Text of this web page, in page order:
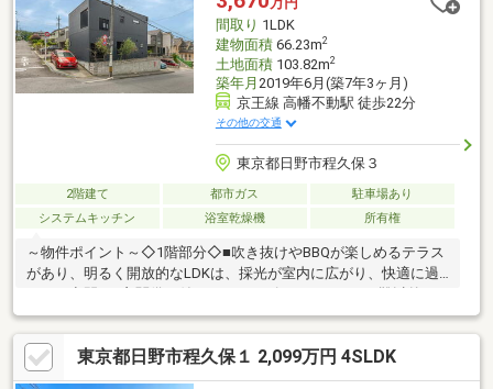
おります☆
間取り 1LDK
建物面積66.23m2
土地面積103.82m2
築年月 2019年6月(築7年3ヶ月)
京王線 高幡不動駅 徒歩22分
その他の交通
東京都日野市程久保３
2階建て 都市ガス
駐車場あり
システムキッチン
浴室乾燥機 所有権
～物件ポイント～◇1階部分◇■吹き抜けやBBQが楽しめるテラス
があり、明るく開放的なLDKは、採光が室内に広がり、快適に過
アウトドア用品なども収納可能。■対面式キッチンは、パントリ
ー・カウンターが設けられ、開放感と機能性を兼ね備えておりま
す。◇2階部分◇■寝室・浴室から出入り可能なバスコートは他人
の目を気にせずプライベートな空間です。■愛犬家に嬉しいバス
東京都日野市程久保１ 2,099万円 4SLDK